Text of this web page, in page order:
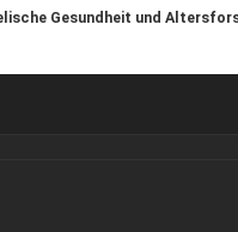
Gesundheit und